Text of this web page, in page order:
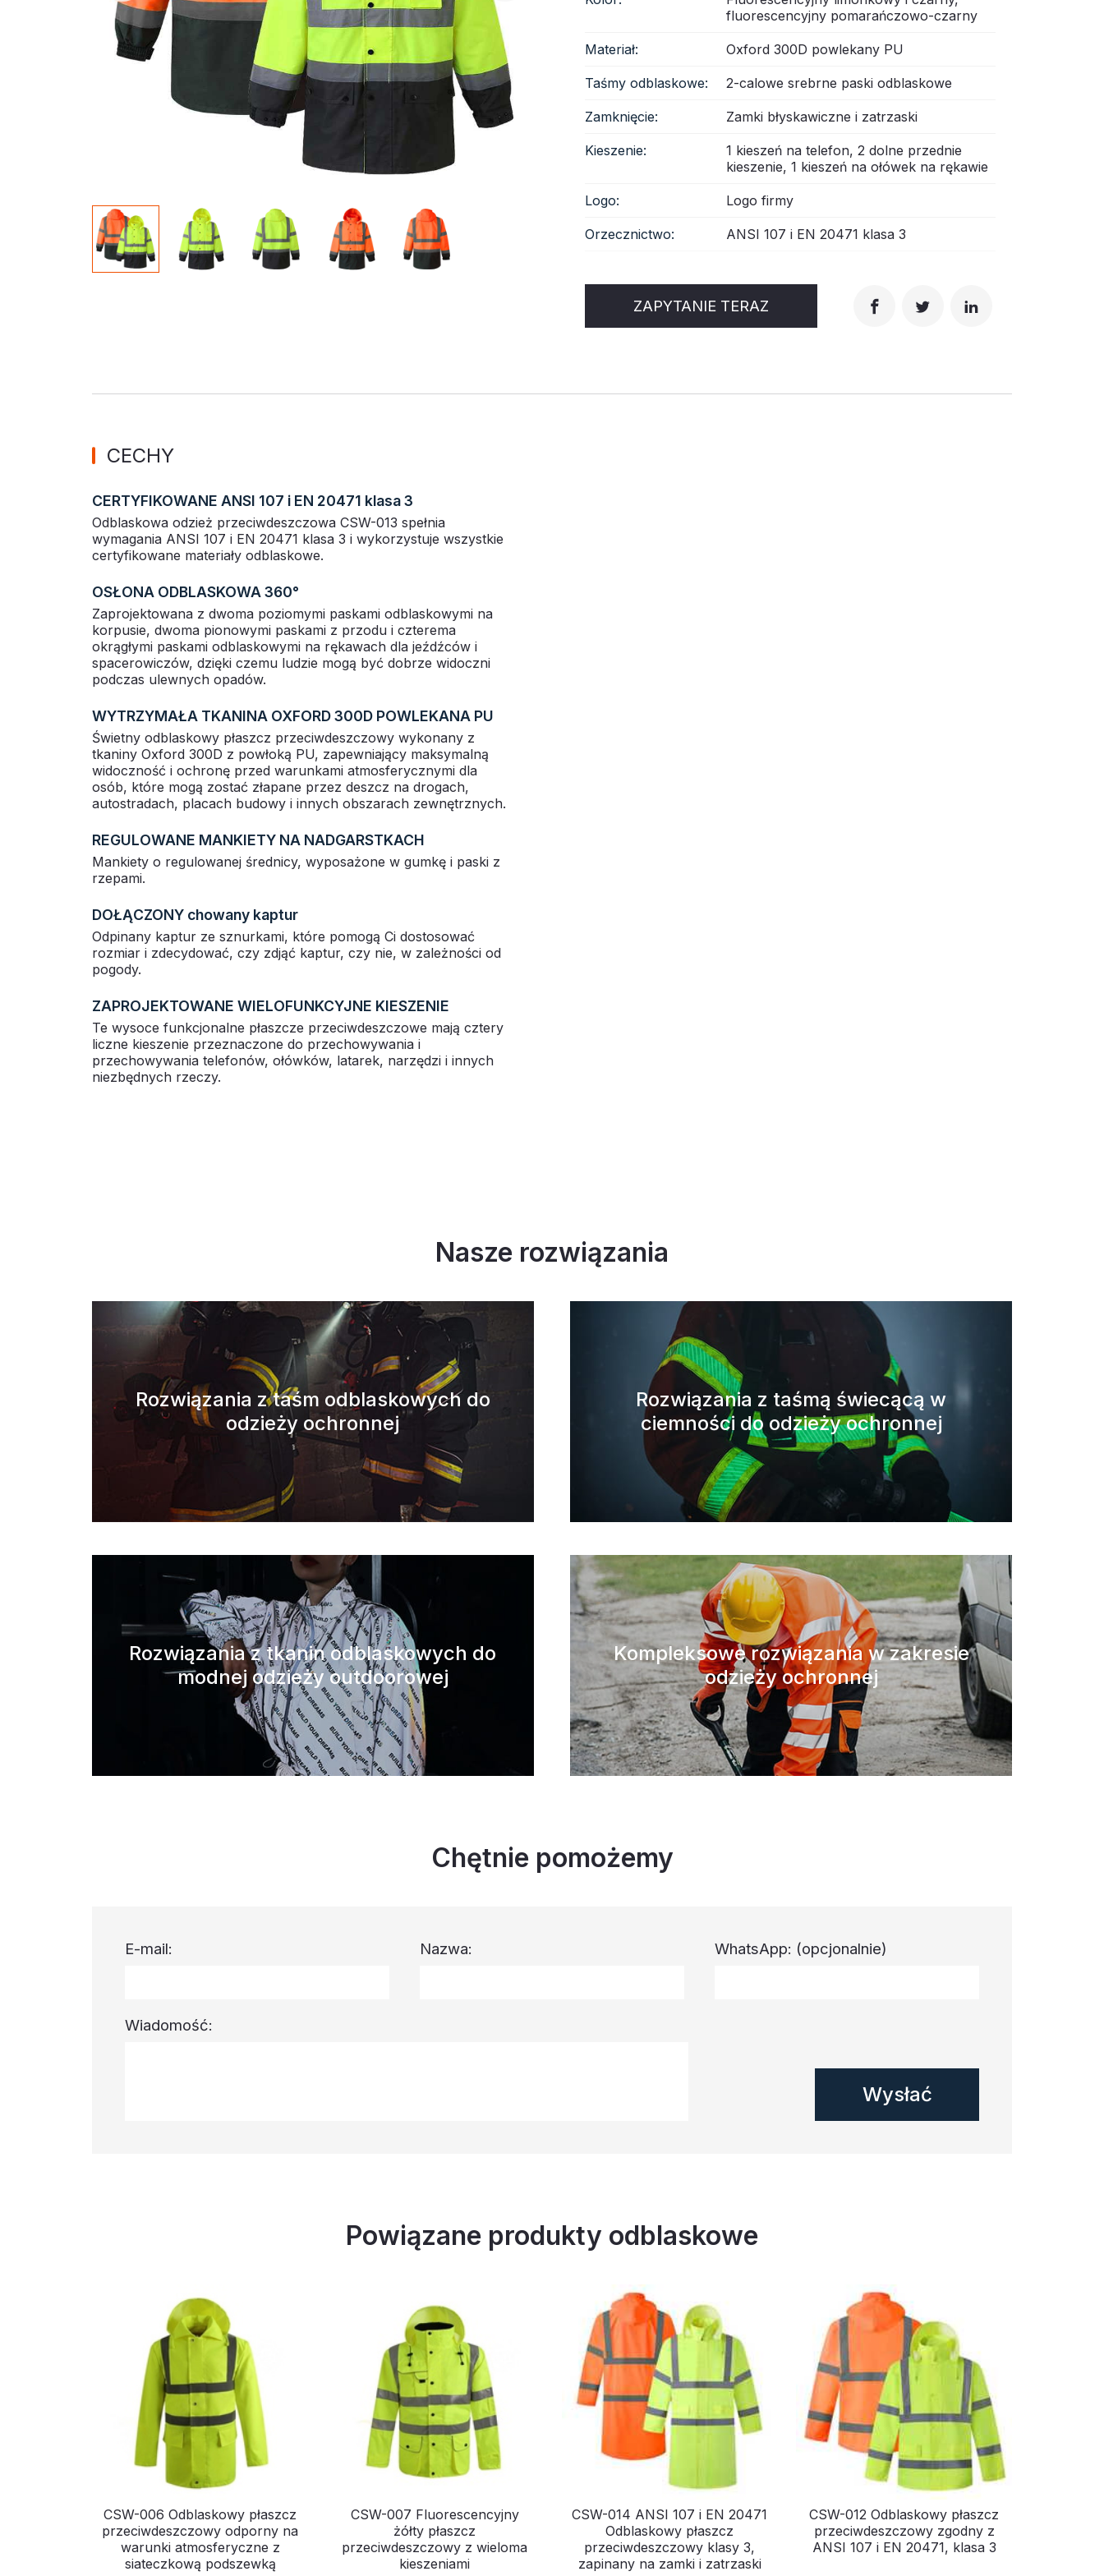
materiału świecącego w
Tęczowa tkanina odblaskowa
fluorescencyjny pomarańczowo-czarny
Materiał: Oxford 300D powlekany PU
Taśmy odblaskowe: 2-calowe srebrne paski odblaskowe
Zamknięcie: Zamki błyskawiczne i zatrzaski
Kieszenie:
1 kieszeń na telefon, 2 dolne przednie
kieszenie, 1 kieszeń na ołówek na rękawie
Logo: Logo firmy
Orzecznictwo: ANSI 107 i EN 20471 klasa 3
ZAPYTANIE TERAZ
CECHY
CERTYFIKOWANE ANSI 107 i EN 20471 klasa 3
Odblaskowa odzież przeciwdeszczowa CSW-013 spełnia
wymagania ANSI 107 i EN 20471 klasa 3 i wykorzystuje wszystkie
certyfikowane materiały odblaskowe.
OSŁONA ODBLASKOWA 360°
Zaprojektowana z dwoma poziomymi paskami odblaskowymi na
korpusie, dwoma pionowymi paskami z przodu i czterema
okrągłymi paskami odblaskowymi na rękawach dla jeźdźców i
spacerowiczów, dzięki czemu ludzie mogą być dobrze widoczni
podczas ulewnych opadów.
WYTRZYMAŁA TKANINA OXFORD 300D POWLEKANA PU
Świetny odblaskowy płaszcz przeciwdeszczowy wykonany z
tkaniny Oxford 300D z powłoką PU, zapewniający maksymalną
widoczność i ochronę przed warunkami atmosferycznymi dla
osób, które mogą zostać złapane przez deszcz na drogach,
autostradach, placach budowy i innych obszarach zewnętrznych.
REGULOWANE MANKIETY NA NADGARSTKACH
Mankiety o regulowanej średnicy, wyposażone w gumkę i paski z
rzepami.
DOŁĄCZONY chowany kaptur
Odpinany kaptur ze sznurkami, które pomogą Ci dostosować
rozmiar i zdecydować, czy zdjąć kaptur, czy nie, w zależności od
pogody.
ZAPROJEKTOWANE WIELOFUNKCYJNE KIESZENIE
Te wysoce funkcjonalne płaszcze przeciwdeszczowe mają cztery
liczne kieszenie przeznaczone do przechowywania i
przechowywania telefonów, ołówków, latarek, narzędzi i innych
niezbędnych rzeczy.
Nasze rozwiązania
Rozwiązania z taśm odblaskowych do
odzieży ochronnej
Rozwiązania z taśmą świecącą w
ciemności do odzieży ochronnej
Rozwiązania z tkanin odblaskowych do
modnej odzieży outdoorowej
Kompleksowe rozwiązania w zakresie
odzieży ochronnej
Chętnie pomożemy
E-mail: Nazwa: WhatsApp: (opcjonalnie)
Wiadomość:
Powiązane produkty odblaskowe
CSW-006 Odblaskowy płaszcz
przeciwdeszczowy odporny na
warunki atmosferyczne z
siateczkową podszewką
CSW-007 Fluorescencyjny
żółty płaszcz
przeciwdeszczowy z wieloma
kieszeniami
CSW-014 ANSI 107 i EN 20471
Odblaskowy płaszcz
przeciwdeszczowy klasy 3,
zapinany na zamki i zatrzaski
CSW-012 Odblaskowy płaszcz
przeciwdeszczowy zgodny z
ANSI 107 i EN 20471, klasa 3